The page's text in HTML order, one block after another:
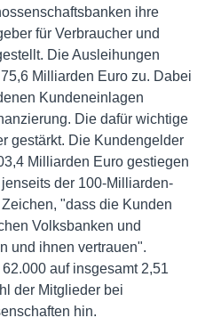
ihre
für Verbraucher und
Die Ausleihungen
Milliarden Euro zu. Dabei
Kundeneinlagen
Die dafür wichtige
gestärkt. Die Kundengelder
Milliarden Euro gestiegen
der 100-Milliarden-
"dass die Kunden
Volksbanken und
und ihnen vertrauen".
auf insgesamt 2,51
der Mitglieder bei
hin.